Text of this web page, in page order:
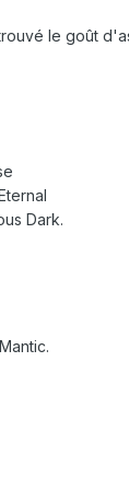
le goût
Dark.